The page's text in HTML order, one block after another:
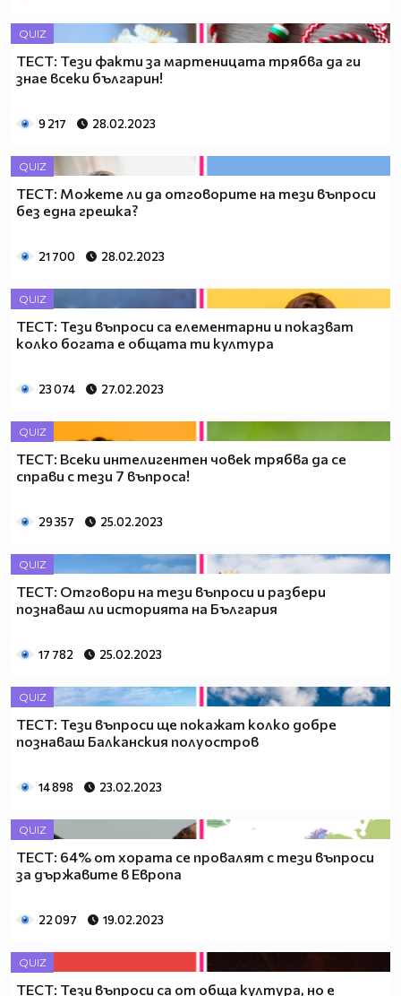
QUIZ
ТЕСТ: Тези факти за мартеницата трябва да ги
знае всеки българин!
9 217 28.02.2023
QUIZ
ТЕСТ: Можете ли да отговорите на тези въпроси
без една грешка?
21 700 28.02.2023
QUIZ
ТЕСТ: Тези въпроси са елементарни и показват
колко богата е общата ти култура
23 074 27.02.2023
QUIZ
ТЕСТ: Всеки интелигентен човек трябва да се
справи с тези 7 въпроса!
29 357 25.02.2023
QUIZ
ТЕСТ: Отговори на тези въпроси и разбери
познаваш ли историята на България
17 782 25.02.2023
QUIZ
ТЕСТ: Тези въпроси ще покажат колко добре
познаваш Балканския полуостров
14 898 23.02.2023
QUIZ
ТЕСТ: 64% от хората се провалят с тези въпроси
за държавите в Европа
22 097 19.02.2023
QUIZ
ТЕСТ: Тези въпроси са от обща култура, но е